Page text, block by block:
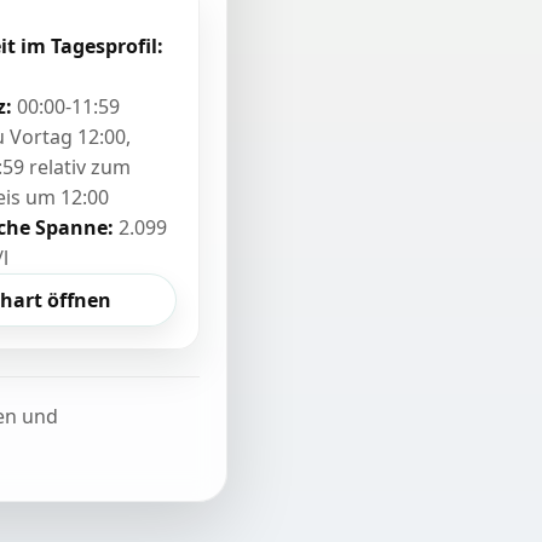
im Tagesprofil:
00:00-11:59
Vortag 12:00,
relativ zum
um 12:00
Spanne: 2.099
öffnen
und